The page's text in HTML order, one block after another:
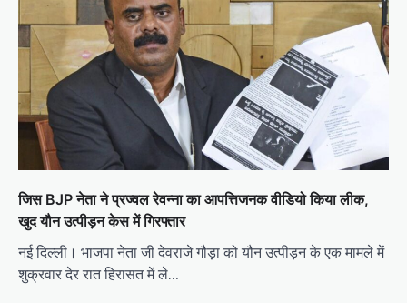
जिस BJP नेता ने प्रज्वल रेवन्ना का आपत्तिजनक वीडियो किया लीक,
खुद यौन उत्पीड़न केस में गिरफ्तार
नई दिल्ली। भाजपा नेता जी देवराजे गौड़ा को यौन उत्पीड़न के एक मामले में
शुक्रवार देर रात हिरासत में ले…